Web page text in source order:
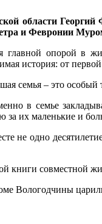
области
и Февронии
главной опорой в
история: от
семья – это
в семье
за их маленькие и
не одно
книги совместной
Вологодчины